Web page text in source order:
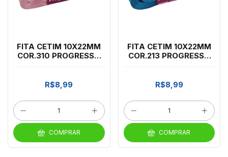
FITA CETIM 10X22MM
COR.310 PROGRESSO
R$8,99
COMPRAR
FITA CETIM 10X22MM
COR.213 PROGRESSO
R$8,99
COMPRAR